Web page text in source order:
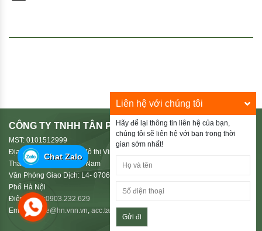
CÔNG TY TNHH TÂN PHÚ HIẾU
MST: 0101512999
Địa Chỉ: HD03-38, Khu đô thị Vinhomes Riverside 2, Phường Phúc Lợi,
Thành Phố Hà Nội, Việt Nam
Văn Phòng Giao Dịch: L4- 0706 Le Grand Jardin, Phường Phúc Lợi, Thành
Phố Hà Nội
Điện Thoại:0903.232.629
Email: shuttle@hn.vnn.vn, acc.tanphuhieu@gmail.com
Chat Zalo
Liên hệ với chúng tôi
Hãy để lại thông tin liên hệ của bạn,
chúng tôi sẽ liên hệ với bạn trong thời
gian sớm nhất!